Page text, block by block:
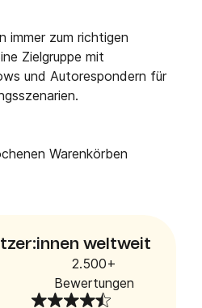
immer zum richtigen
Zielgruppe mit
und Autorespondern für
Warenkörben
weltweit
2.500+
Bewertungen